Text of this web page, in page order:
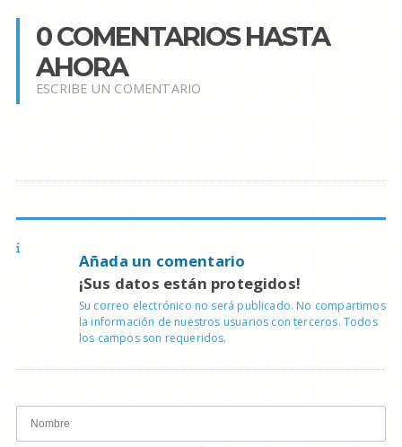
0 COMENTARIOS HASTA
AHORA
ESCRIBE UN COMENTARIO
Añada un comentario
¡Sus datos están protegidos!
Su correo electrónico no será publicado. No compartimos
la información de nuestros usuarios con terceros. Todos
los campos son requeridos.